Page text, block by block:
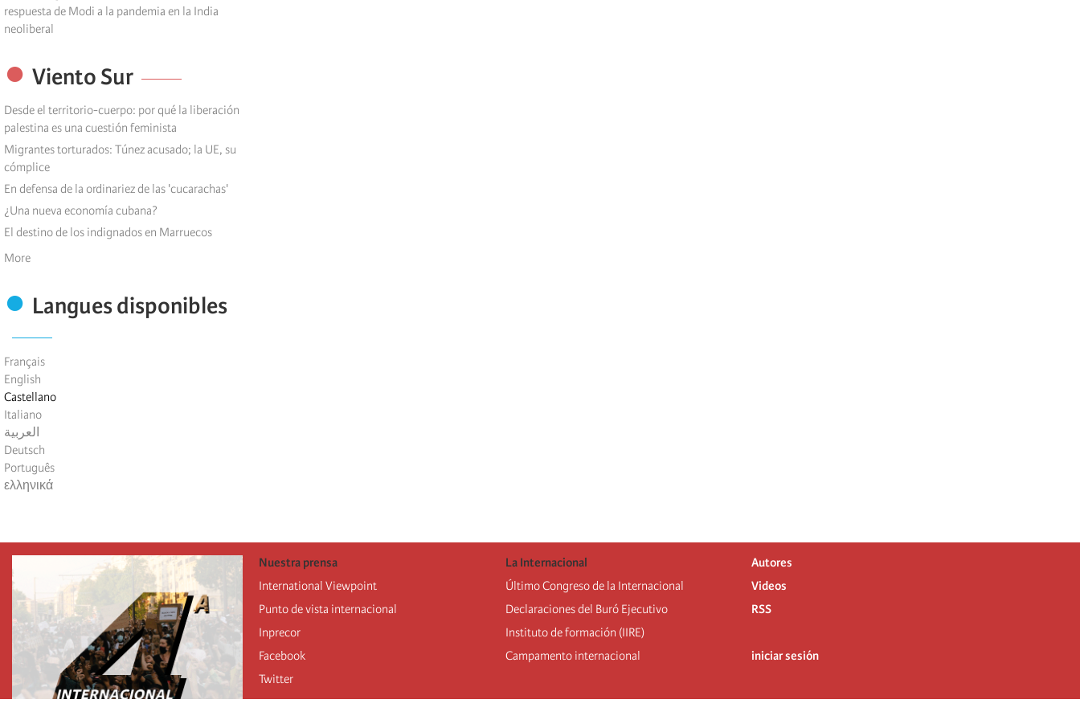
respuesta de Modi a la pandemia en la India
neoliberal
Viento Sur
Desde el territorio-cuerpo: por qué la liberación
palestina es una cuestión feminista
Migrantes torturados: Túnez acusado; la UE, su
cómplice
En defensa de la ordinariez de las 'cucarachas'
¿Una nueva economía cubana?
El destino de los indignados en Marruecos
More
Langues disponibles
Français
English
Castellano
Italiano
العربية
Deutsch
Português
ελληνικά
Nuestra prensa
International Viewpoint
Punto de vista internacional
Inprecor
Facebook
Twitter
La Internacional
Último Congreso de la Internacional
Declaraciones del Buró Ejecutivo
Instituto de formación (IIRE)
Campamento internacional
Autores
Videos
RSS
iniciar sesión